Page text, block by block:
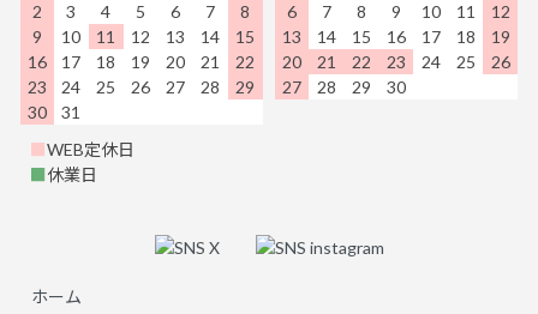
2
3 4 5 6 7
8
9
10 11 12 13 14
15
16
17 18 19 20 21
22
23
24 25 26 27 28
29
30
31
6
7 8 9 10 11
12
13
14 15 16 17 18
19
20
21 22 23 24 25
26
27
28 29 30
■WEB定休日
■休業日
ホーム